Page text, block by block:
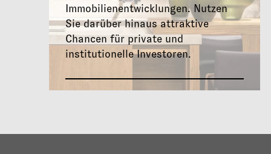
Immobilienentwicklungen. Nutzen
Sie darüber hinaus attraktive
Chancen für private und
institutionelle Investoren.